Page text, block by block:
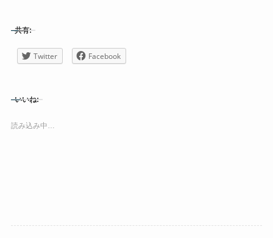
共有:
Twitter Facebook
いいね:
読み込み中…